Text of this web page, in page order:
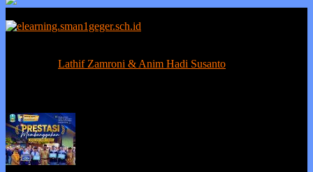
Lathif Zamroni & Anim Hadi Susanto